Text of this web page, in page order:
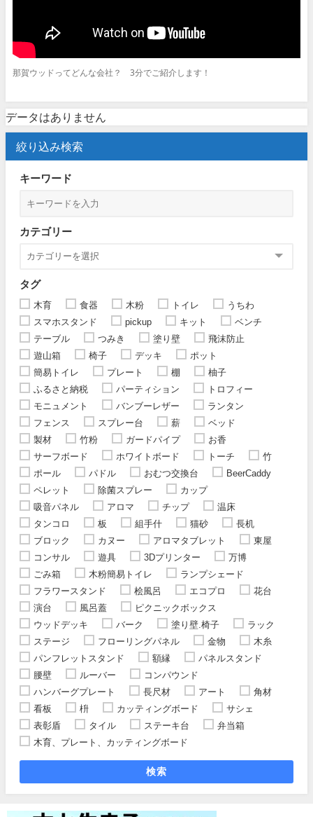
那賀ウッドってどんな会社？ 3分でご紹介します！
データはありません
絞り込み検索
キーワード
カテゴリー
タグ
木育 食器 木粉 トイレ
うちわ
スマホスタンド
pickup キット
ベンチ
テーブル
つみき 塗り壁
飛沫防止
遊山箱
椅子 デッキ
ポット
簡易トイレ
プレート 棚
柚子
ふるさと納税
パーティション
トロフィー
モニュメント
バンブーレザー
ランタン
フェンス
スプレー台 薪
ベッド
製材
竹粉 ガードパイプ
お香
サーフボード
ホワイトボード トーチ
竹
ポール
パドル おむつ交換台
BeerCaddy
ペレット
除菌スプレー
カップ
吸音パネル
アロマ チップ
温床
タンコロ
板 組手什 猫砂
長机
ブロック
カヌー アロマタブレット
東屋
コンサル
遊具 3Dプリンター
万博
ごみ箱
木粉簡易トイレ
ランプシェード
フラワースタンド
桧風呂 エコプロ
花台
演台
風呂蓋
ピクニックボックス
ウッドデッキ
バーク 塗り壁.椅子
ラック
ステージ
フローリングパネル 金物
木糸
パンフレットスタンド
額縁
パネルスタンド
腰壁
ルーバー
コンパウンド
ハンバーグプレート
長尺材 アート
角材
看板
枡 カッティングボード
サシェ
表彰盾
タイル ステーキ台
弁当箱
木育、プレート、カッティングボード
検索